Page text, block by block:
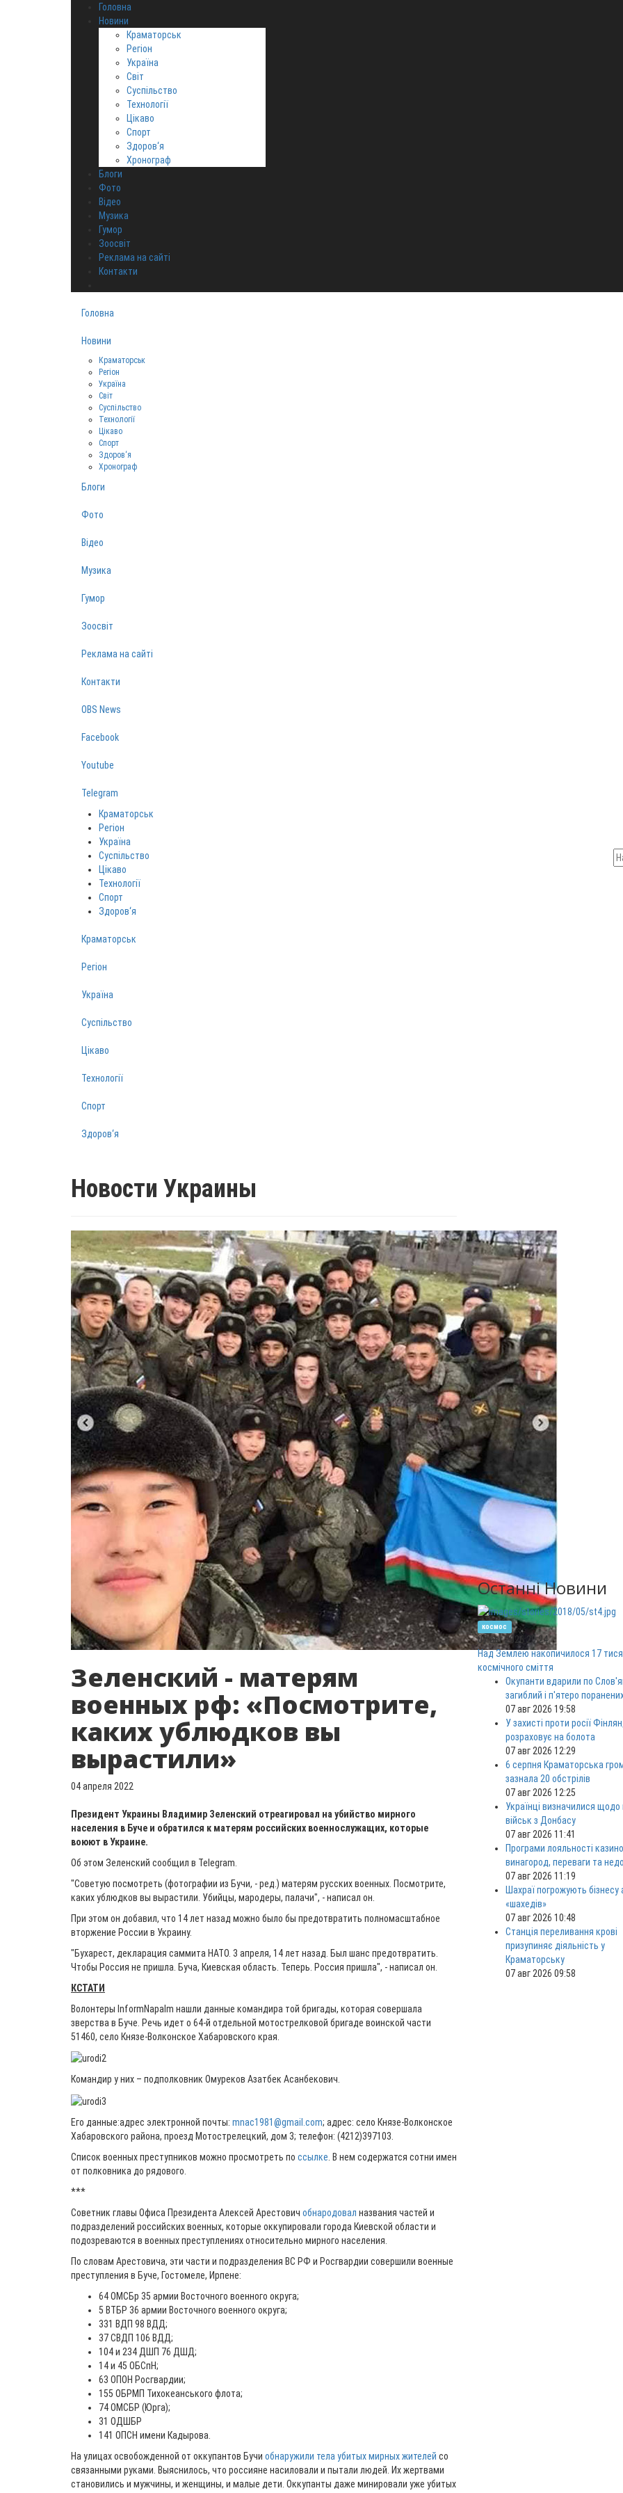
Головна
Новини
Краматорськ
Регіон
Україна
Світ
Суспільство
Технології
Цікаво
Спорт
Здоров‘я
Хронограф
Блоги
Фото
Відео
Музика
Гумор
Зоосвіт
Реклама на сайті
Контакти
Головна
Новини
Краматорськ
Регіон
Україна
Світ
Суспільство
Технології
Цікаво
Спорт
Здоров‘я
Хронограф
Блоги
Фото
Відео
Музика
Гумор
Зоосвіт
Реклама на сайті
Контакти
OBS News
Facebook
Youtube
Telegram
Краматорськ
Регіон
Україна
Суспільство
Цікаво
Технології
Спорт
Здоров‘я
Краматорськ
Регіон
Україна
Суспільство
Цікаво
Технології
Спорт
Здоров‘я
Новости Украины
Зеленский - матерям
военных рф: «Посмотрите,
каких ублюдков вы
вырастили»
04 апреля 2022
Президент Украины Владимир Зеленский отреагировал на убийство мирного
населения в Буче и обратился к матерям российских военнослужащих, которые
воюют в Украине.
Об этом Зеленский сообщил в Telegram.
"Советую посмотреть (фотографии из Бучи, - ред.) матерям русских военных. Посмотрите,
каких ублюдков вы вырастили. Убийцы, мародеры, палачи", - написал он.
При этом он добавил, что 14 лет назад можно было бы предотвратить полномасштабное
вторжение России в Украину.
"Бухарест, декларация саммита НАТО. 3 апреля, 14 лет назад. Был шанс предотвратить.
Чтобы Россия не пришла. Буча, Киевская область. Теперь. Россия пришла", - написал он.
КСТАТИ
Волонтеры InformNapalm нашли данные командира той бригады, которая совершала
зверства в Буче. Речь идет о 64-й отдельной мотострелковой бригаде воинской части
51460, село Князе-Волконское Хабаровского края.
Командир у них – подполковник Омуреков Азатбек Асанбекович.
Его данные:адрес электронной почты: mnac1981@gmail.com; адрес: село Князе-Волконское
Хабаровского района, проезд Мотострелецкий, дом 3; телефон: (4212)397103.
Список военных преступников можно просмотреть по ссылке . В нем содержатся сотни имен
от полковника до рядового.
***
Советник главы Офиса Президента Алексей Арестович обнародовал названия частей и
подразделений российских военных, которые оккупировали города Киевской области и
подозреваются в военных преступлениях относительно мирного населения.
По словам Арестовича, эти части и подразделения ВС РФ и Росгвардии совершили военные
преступления в Буче, Гостомеле, Ирпене:
64 ОМСБр 35 армии Восточного военного округа;
5 ВТБР 36 армии Восточного военного округа;
331 ВДП 98 ВДД;
37 СВДП 106 ВДД;
104 и 234 ДШП 76 ДШД;
14 и 45 ОБСпН;
63 ОПОН Росгвардии;
155 ОБРМП Тихокеанського флота;
74 ОМСБР (Юрга);
31 ОДШБР
141 ОПСН имени Кадырова.
На улицах освобожденной от оккупантов Бучи обнаружили тела убитых мирных жителей со
связанными руками. Выяснилось, что россияне насиловали и пытали людей. Их жертвами
становились и мужчины, и женщины, и малые дети. Оккупанты даже минировали уже убитых
Останні Новини
космос
07 авг 2026 20:24
Над Землею накопичилося 17
космічного сміття
Окупанти вдарили по
загиблий і п'ятеро
07 авг 2026 19:58
У захисті проти росії
розраховує на болота
07 авг 2026 12:29
6 серпня Краматорська
зазнала 20 обстрілів
07 авг 2026 12:25
Українці визначилися щодо
військ з Донбасу
07 авг 2026 11:41
Програми лояльності
винагород, переваги та
07 авг 2026 11:19
Шахраї погрожують бізнесу
«шахедів»
07 авг 2026 10:48
Станція переливання крові
призупиняє діяльність у
Краматорську
07 авг 2026 09:58